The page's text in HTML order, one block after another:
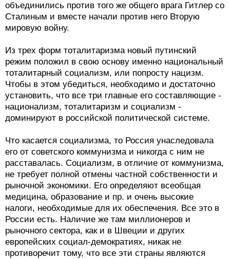
объединились против того же общего врага Гитлер со
Сталиным и вместе начали против него Вторую
мировую войну.
Из трех форм тоталитаризма новый путинский
режим положил в свою основу именно национальный
тоталитарный социализм, или попросту нацизм.
Чтобы в этом убедиться, необходимо и достаточно
установить, что все три главные его составляющие -
национализм, тоталитаризм и социализм -
доминируют в российской политической системе.
Что касается социализма, то Россия унаследовала
его от советского коммунизма и никогда с ним не
расставалась. Социализм, в отличие от коммунизма,
не требует полной отмены частной собственности и
рыночной экономики. Его определяют всеобщая
медицина, образование и пр. и очень высокие
налоги, необходимые для их обеспечения. Все это в
России есть. Наличие же там миллионеров и
рыночного сектора, как и в Швеции и других
европейских социал-демократиях, никак не
противоречит тому, что все эти страны являются